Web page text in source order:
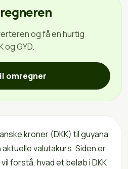
og få en hurtig
og GYD.
omregner
kroner (DKK) til guyana
aktuelle valutakurs. Siden er
forstå, hvad et beløb i DKK